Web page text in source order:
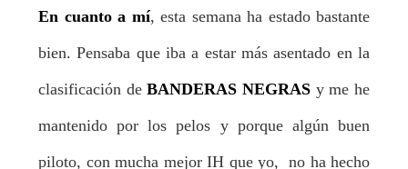
En cuanto a mí, esta semana ha estado bastante
bien. Pensaba que iba a estar más asentado en la
clasificación deBANDERAS NEGRAS y me he
mantenido por los pelos y porque algún buen
piloto, con mucha mejor IH que yo, no ha hecho